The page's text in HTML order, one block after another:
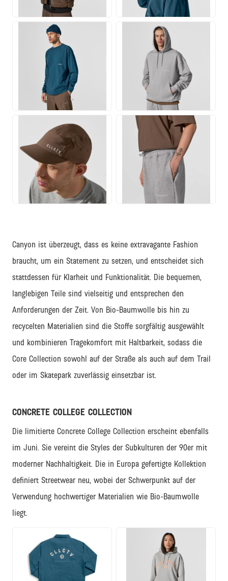
JPG
JPG
Canyon ist überzeugt, dass es keine extravagante Fashion
braucht, um ein Statement zu setzen, und entscheidet sich
stattdessen für Klarheit und Funktionalität. Die bequemen,
langlebigen Teile sind vielseitig und entsprechen den
Anforderungen der Zeit. Von Bio-Baumwolle bis hin zu
recycelten Materialien sind die Stoffe sorgfältig ausgewählt
und kombinieren Tragekomfort mit Haltbarkeit, sodass die
Core Collection sowohl auf der Straße als auch auf dem Trail
oder im Skatepark zuverlässig einsetzbar ist.
CONCRETE COLLEGE COLLECTION
Die limitierte Concrete College Collection erscheint ebenfalls
im Juni. Sie vereint die Styles der Subkulturen der 90er mit
moderner Nachhaltigkeit. Die in Europa gefertigte Kollektion
definiert Streetwear neu, wobei der Schwerpunkt auf der
Verwendung hochwertiger Materialien wie Bio-Baumwolle
liegt.